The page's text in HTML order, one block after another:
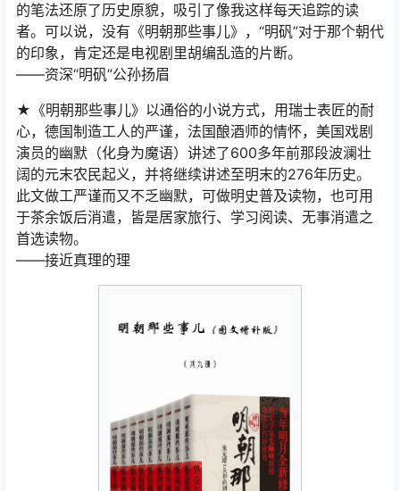
的笔法还原了历史原貌，吸引了像我这样每天追踪的读
者。可以说，没有《明朝那些事儿》，“明矾”对于那个朝代
的印象，肯定还是电视剧里胡编乱造的片断。
——资深“明矾”公孙扬眉
★《明朝那些事儿》以通俗的小说方式，用瑞士表匠的耐
心，德国制造工人的严谨，法国酿酒师的情怀，美国戏剧
演员的幽默（化身为魔语）讲述了600多年前那段波澜壮
阔的元末农民起义，并将继续讲述至明末的276年历史。
此文做工严谨而又不乏幽默，可做明史普及读物，也可用
于茶余饭后消遣，皆是居家旅行、学习阅读、无事消遣之
首选读物。
——接近真理的理